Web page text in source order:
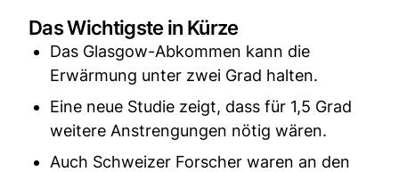
Das Wichtigste in Kürze
Das Glasgow-Abkommen kann die
Erwärmung unter zwei Grad halten.
Eine neue Studie zeigt, dass für 1,5 Grad
weitere Anstrengungen nötig wären.
Auch Schweizer Forscher waren an den